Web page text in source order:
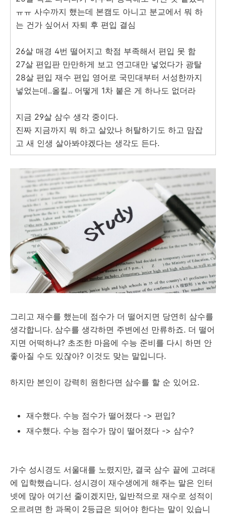
ㅠㅠ 사수까지 했는데 본캠도 아니고 분교에서 뭐 하
는 건가 싶어서 자퇴 후 편입 결심
26살 매경 4번 떨어지고 학점 부족해서 편입 못 함
27살 편입판 만만하게 보고 연고대만 넣었다가 광탈
28살 편입 재수 편입 영어로 국민대부터 서성한까지
넣었는데..올킬.. 어떻게 1차 붙은 게 하나도 없더라
지금 29살 삼수 생각 중이다.
진짜 지금까지 뭐 하고 살았나 허탈하기도 하고 맘잡
고 새 인생 살아봐야겠다는 생각도 든다.
그리고 재수를 했는데 점수가 더 떨어지면 당연히 삼수를
생각합니다. 삼수를 생각하면 주변에선 만류하죠. 더 떨어
지면 어떡하냐? 초조한 마음에 수능 준비를 다시 하면 안
좋아질 수도 있잖아? 이것도 맞는 말입니다.
하지만 본인이 강력히 원한다면 삼수를 할 순 있어요.
재수했다. 수능 점수가 떨어졌다 -> 편입?
재수했다. 수능 점수가 많이 떨어졌다 -> 삼수?
가수 성시경도 서울대를 노렸지만, 결국 삼수 끝에 고려대
에 입학했습니다. 성시경이 재수생에게 해주는 말은 인터
넷에 많아 여기선 줄이겠지만, 일반적으로 재수로 성적이
오르려면 한 과목이 2등급은 되어야 한다는 말이 있습니